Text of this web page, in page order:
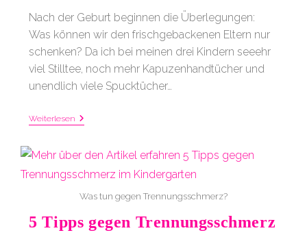
Nach der Geburt beginnen die Überlegungen:
Was können wir den frischgebackenen Eltern nur
schenken? Da ich bei meinen drei Kindern seeehr
viel Stilltee, noch mehr Kapuzenhandtücher und
unendlich viele Spucktücher…
Weiterlesen 5
Zur
Geburt
Was tun gegen Trennungsschmerz?
5 Tipps gegen Trennungsschmerz